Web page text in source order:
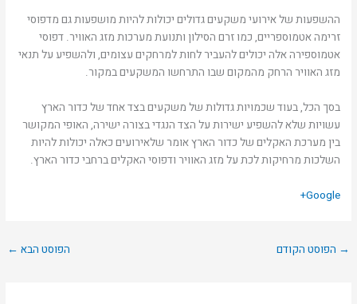
ההשפעות של אירועי משקעים גדולים יכולות להיות מושפעות גם מדפוסי
זרימה אטמוספריים, כמו זרם הסילון ותנועת מערכות מזג האוויר. דפוסי
אטמוספירה אלה יכולים להעביר לחות למרחקים עצומים, ולהשפיע על תנאי
מזג האוויר הרחק מהמקום שבו התרחשו המשקעים במקור.
בסך הכל, בעוד שכמויות גדולות של משקעים בצד אחד של כדור הארץ
עשויות שלא להשפיע ישירות על הצד הנגדי בצורה ישירה, האופי המקושר
בין מערכת האקלים של כדור הארץ אומר שלאירועים כאלה יכולות להיות
השלכות מרחיקות לכת על מזג האוויר ודפוסי האקלים ברחבי כדור הארץ.
Google+
→ הפוסט הקודם הפוסט הבא ←